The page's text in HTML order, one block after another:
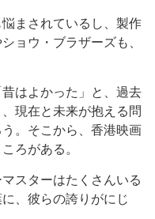
まされているし、製作
ョウ・ブラザーズも、
はよかった」と、過去
現在と未来が抱える問
。そこから、香港映画
ろがある。
スターはたくさんいる
、彼らの誇りがにじ